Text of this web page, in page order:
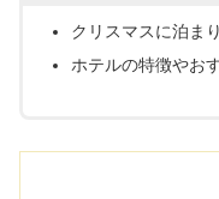
クリスマスに泊ま
ホテルの特徴やお